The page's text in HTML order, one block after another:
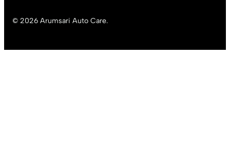
© 2026 Arumsari Auto Care.